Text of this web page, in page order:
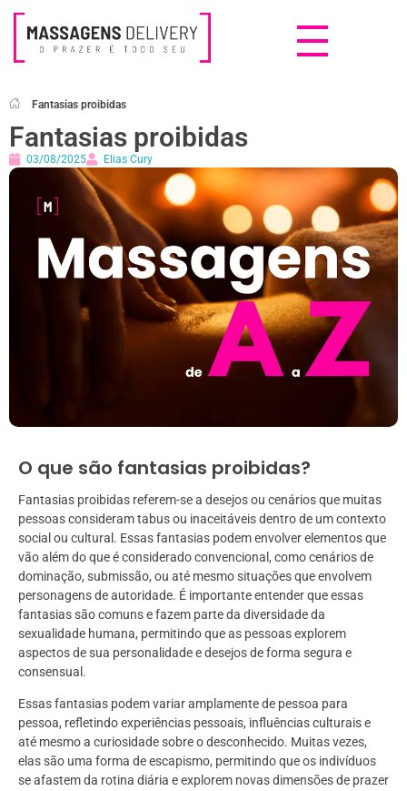
Fantasias proibidas
Fantasias proibidas
03/08/2025 Elias Cury
O que são fantasias proibidas?
Fantasias proibidas referem-se a desejos ou cenários que muitas
pessoas consideram tabus ou inaceitáveis dentro de um contexto
social ou cultural. Essas fantasias podem envolver elementos que
vão além do que é considerado convencional, como cenários de
dominação, submissão, ou até mesmo situações que envolvem
personagens de autoridade. É importante entender que essas
fantasias são comuns e fazem parte da diversidade da
sexualidade humana, permitindo que as pessoas explorem
aspectos de sua personalidade e desejos de forma segura e
consensual.
Essas fantasias podem variar amplamente de pessoa para
pessoa, refletindo experiências pessoais, influências culturais e
até mesmo a curiosidade sobre o desconhecido. Muitas vezes,
elas são uma forma de escapismo, permitindo que os indivíduos
se afastem da rotina diária e explorem novas dimensões de prazer